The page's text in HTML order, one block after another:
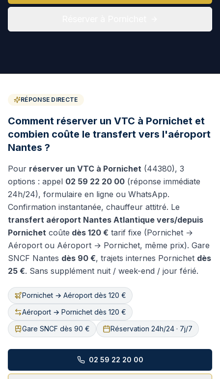
RÉPONSE DIRECTE
Comment réserver un VTC à Pornichet et
combien coûte le transfert vers l'aéroport
Nantes ?
Pour réserver un VTC à Pornichet (44380), 3
options : appel 02 59 22 20 00 (réponse immédiate
24h/24), formulaire en ligne ou WhatsApp.
Confirmation instantanée, chauffeur attitré. Le
transfert aéroport Nantes Atlantique vers/depuis
Pornichet coûte dès 120 € tarif fixe (Pornichet →
Aéroport ou Aéroport → Pornichet, même prix). Gare
SNCF Nantes dès 90 €, trajets internes Pornichet dès
25 €. Sans supplément nuit / week-end / jour férié.
Pornichet → Aéroport dès 120 €
Aéroport → Pornichet dès 120 €
Gare SNCF dès 90 €
Réservation 24h/24 · 7j/7
02 59 22 20 00